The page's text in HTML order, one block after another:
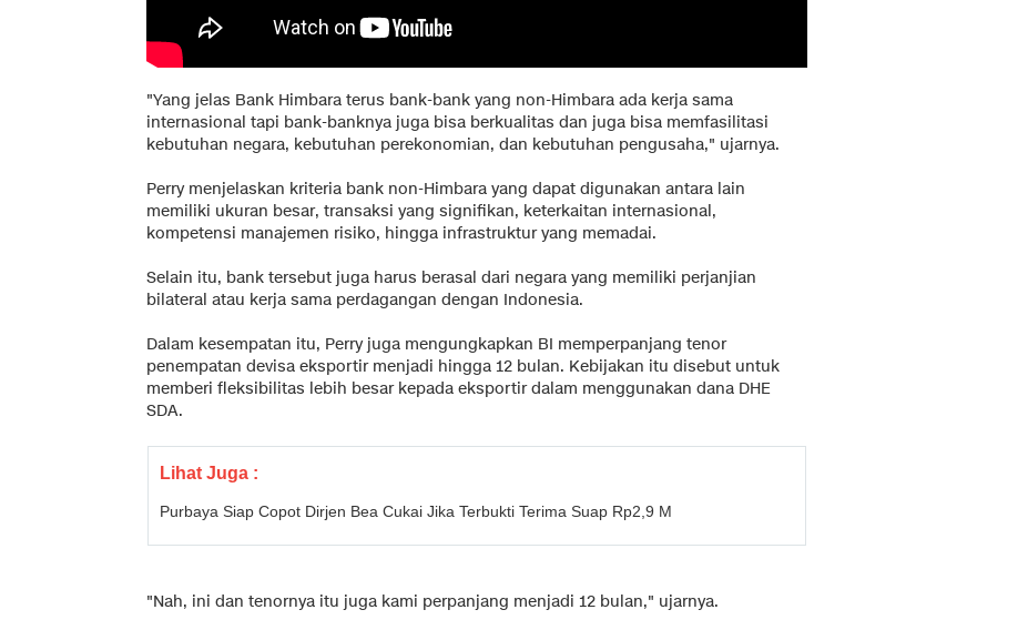
"Yang jelas Bank Himbara terus bank-bank yang non-Himbara ada kerja sama
internasional tapi bank-banknya juga bisa berkualitas dan juga bisa memfasilitasi
kebutuhan negara, kebutuhan perekonomian, dan kebutuhan pengusaha," ujarnya.
Perry menjelaskan kriteria bank non-Himbara yang dapat digunakan antara lain
memiliki ukuran besar, transaksi yang signifikan, keterkaitan internasional,
kompetensi manajemen risiko, hingga infrastruktur yang memadai.
Selain itu, bank tersebut juga harus berasal dari negara yang memiliki perjanjian
bilateral atau kerja sama perdagangan dengan Indonesia.
Dalam kesempatan itu, Perry juga mengungkapkan BI memperpanjang tenor
penempatan devisa eksportir menjadi hingga 12 bulan. Kebijakan itu disebut untuk
memberi fleksibilitas lebih besar kepada eksportir dalam menggunakan dana DHE
SDA.
Lihat Juga :
Purbaya Siap Copot Dirjen Bea Cukai Jika Terbukti Terima Suap Rp2,9 M
"Nah, ini dan tenornya itu juga kami perpanjang menjadi 12 bulan," ujarnya.